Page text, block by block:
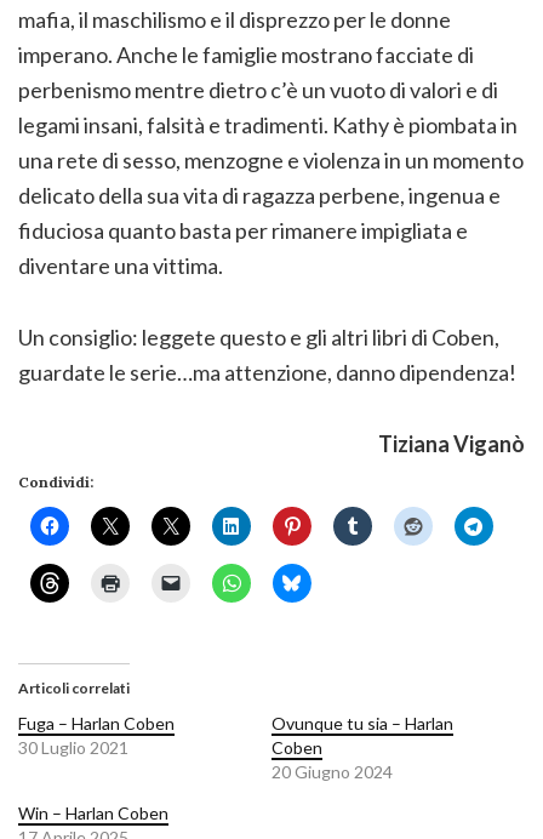
mafia, il maschilismo e il disprezzo per le donne
imperano. Anche le famiglie mostrano facciate di
perbenismo mentre dietro c’è un vuoto di valori e di
legami insani, falsità e tradimenti. Kathy è piombata in
una rete di sesso, menzogne e violenza in un momento
delicato della sua vita di ragazza perbene, ingenua e
fiduciosa quanto basta per rimanere impigliata e
diventare una vittima.
Un consiglio: leggete questo e gli altri libri di Coben,
guardate le serie…ma attenzione, danno dipendenza!
Tiziana Viganò
Condividi:
Articoli correlati
Fuga – Harlan Coben
30 Luglio 2021
Ovunque tu sia – Harlan
Coben
20 Giugno 2024
Win – Harlan Coben